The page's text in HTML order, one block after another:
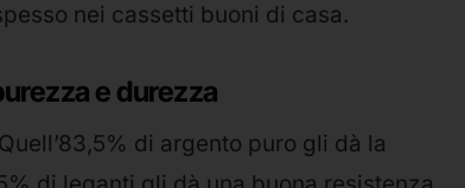
nei cassetti buoni di casa.
e durezza
di argento puro gli dà la